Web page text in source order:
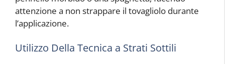
attenzione a non strappare il tovagliolo durante
l’applicazione.
Utilizzo Della Tecnica a Strati Sottili